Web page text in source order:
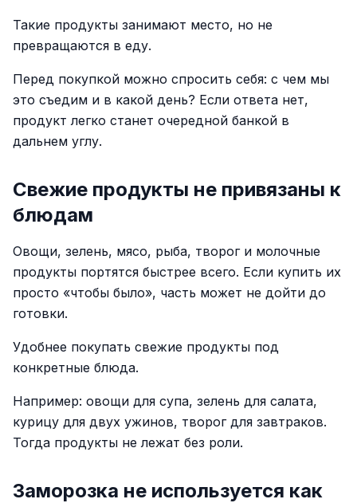
Такие продукты занимают место, но не
превращаются в еду.
Перед покупкой можно спросить себя: с чем мы
это съедим и в какой день? Если ответа нет,
продукт легко станет очередной банкой в
дальнем углу.
Свежие продукты не привязаны к
блюдам
Овощи, зелень, мясо, рыба, творог и молочные
продукты портятся быстрее всего. Если купить их
просто «чтобы было», часть может не дойти до
готовки.
Удобнее покупать свежие продукты под
конкретные блюда.
Например: овощи для супа, зелень для салата,
курицу для двух ужинов, творог для завтраков.
Тогда продукты не лежат без роли.
Заморозка не используется как